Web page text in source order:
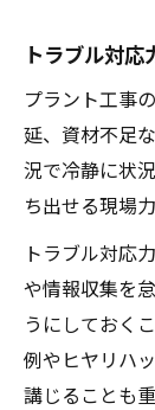
トラブル対
プラント工事
延、資材不足
況で冷静に状
ち出せる現場
トラブル対応
や情報収集を
うにしておく
例やヒヤリハ
講じることも重